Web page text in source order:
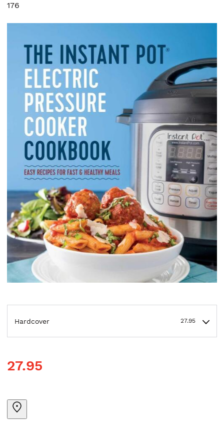
176
Hardcover 27.95
27.95